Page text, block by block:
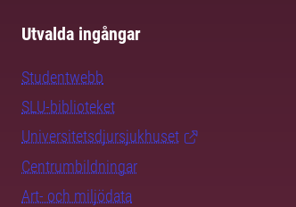
Utvalda ingångar
Studentwebb
SLU-biblioteket
Universitetsdjursjukhuset
Centrumbildningar
Art- och miljödata